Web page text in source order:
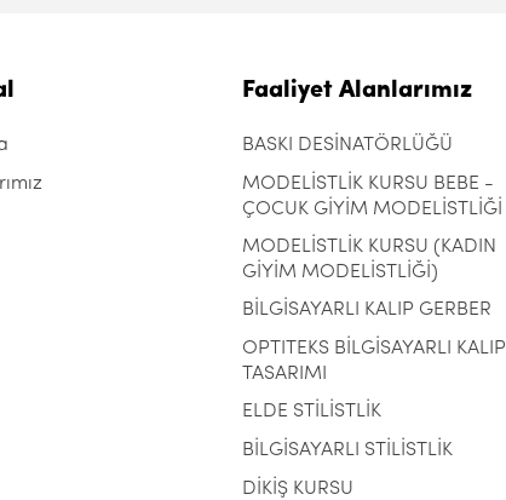
Faaliyet Alanlarımız
BASKI DESİNATÖRLÜĞÜ
MODELİSTLİK KURSU BEBE -
ÇOCUK GİYİM MODELİSTLİĞİ
MODELİSTLİK KURSU (KADIN
GİYİM MODELİSTLİĞİ)
BİLGİSAYARLI KALIP GERBER
OPTITEKS BİLGİSAYARLI KALIP
TASARIMI
ELDE STİLİSTLİK
BİLGİSAYARLI STİLİSTLİK
DİKİŞ KURSU